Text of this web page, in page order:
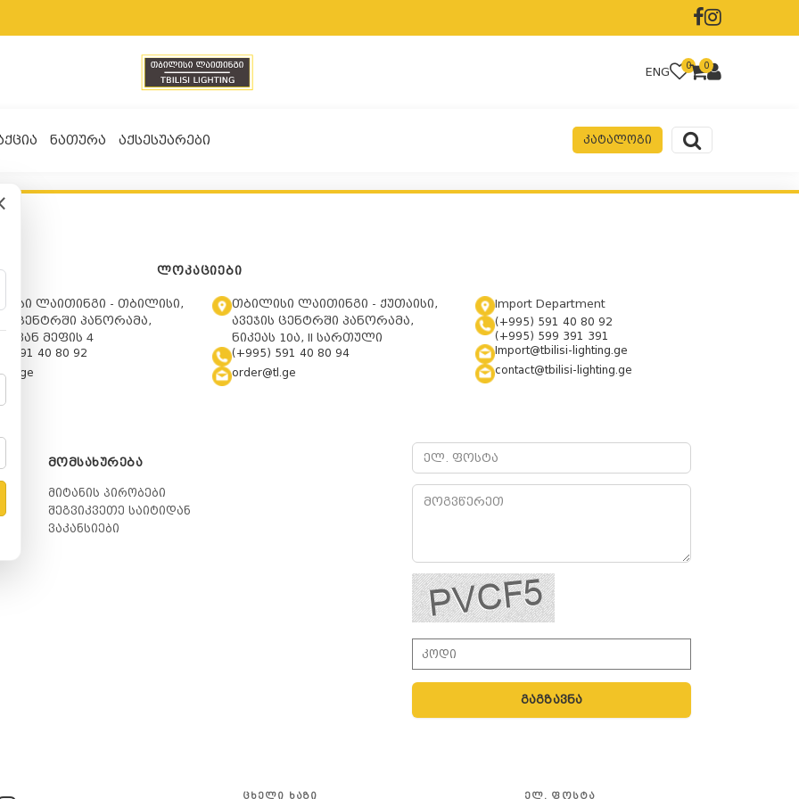
ENG 0 0
ᲜᲐᲗᲣᲠᲐ ᲐᲥᲡᲔᲡᲣᲐᲠᲔᲑᲘ ᲙᲐᲢᲐᲚᲝᲒᲘ
ᲚᲝᲙᲐᲪᲘᲔᲑᲘ
ლაითინგი - თბილისი,
ცენტრში პანორამა,
მეფის 4
591 40 80 92
თბილისი ლაითინგი - ქუთაისი,
ავეჯის ცენტრში პანორამა,
ნიკეას 10ა, II სართული
(+995) 591 40 80 94
order@tl.ge
Import Department
(+995) 591 40 80 92
(+995) 599 391 391
Import@tbilisi-lighting.ge
contact@tbilisi-lighting.ge
ᲛᲝᲛᲡᲐᲮᲣᲠᲔᲑᲐ
მიტანის პირობები
შეგვიკვეთე საიტიდან
ვაკანსიები
გაგზავნა
ᲪᲮᲔᲚᲘ ᲮᲐᲖᲘ ᲔᲚ. ᲤᲝᲡᲢᲐ